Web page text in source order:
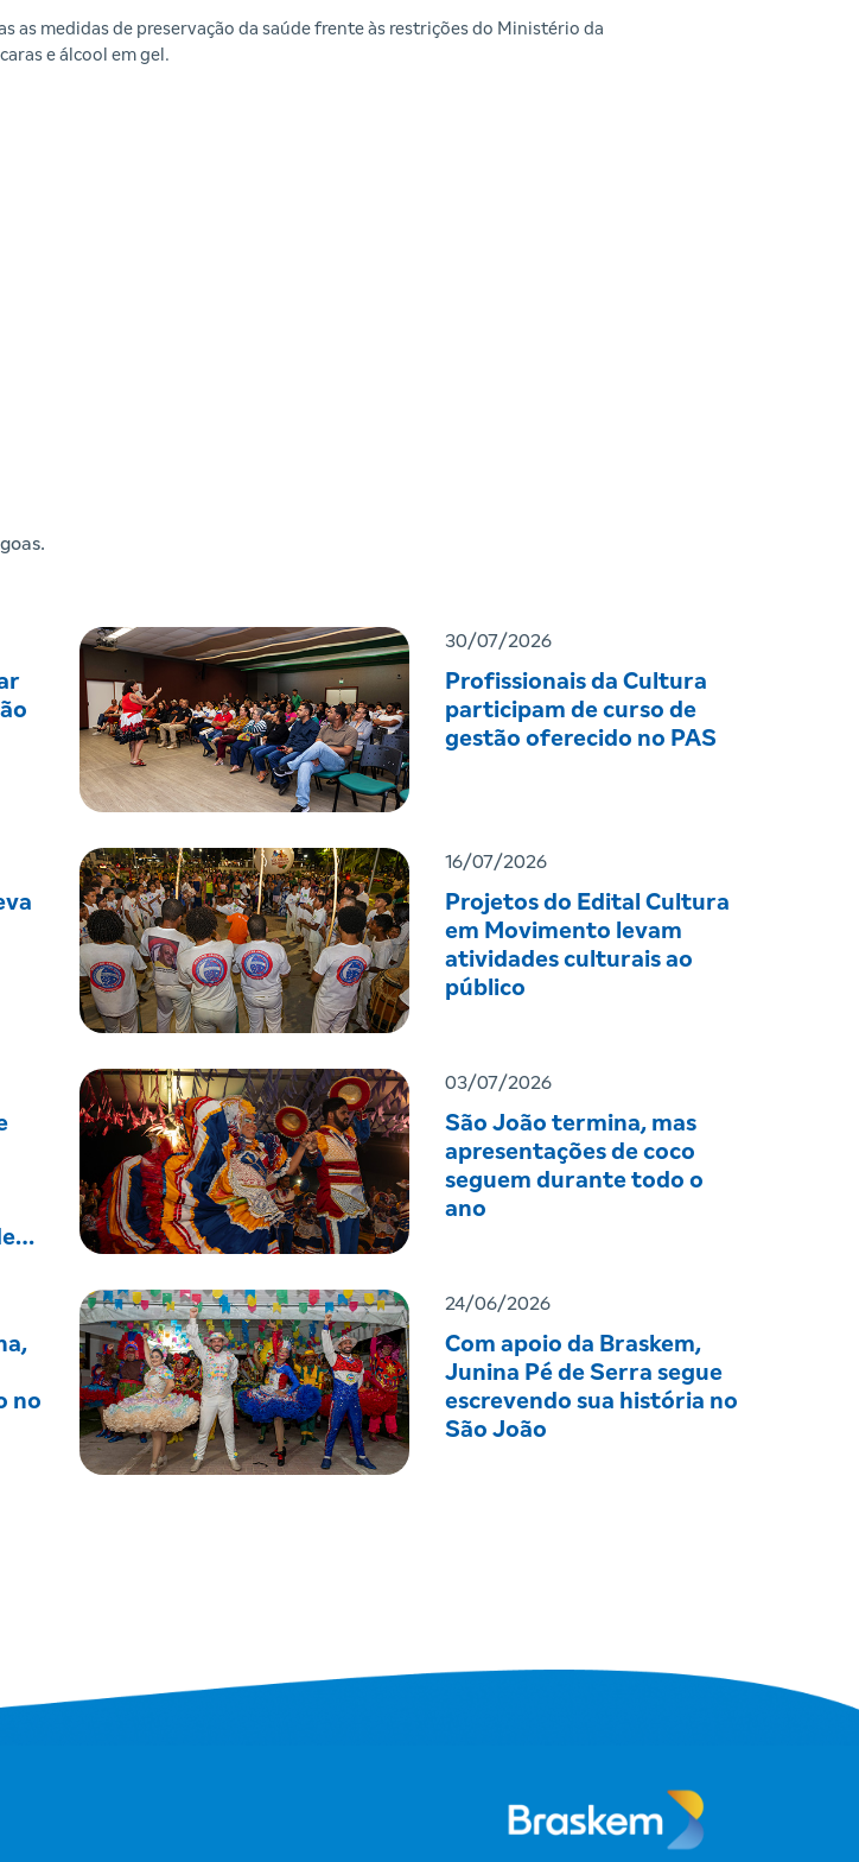
as medidas de preservação da saúde frente às restrições do Ministério da
e álcool em gel.
30/07/2026
Profissionais da Cultura
participam de curso de
gestão oferecido no PAS
16/07/2026
Projetos do Edital Cultura
em Movimento levam
atividades culturais ao
público
03/07/2026
São João termina, mas
apresentações de coco
seguem durante todo o
ano
no
24/06/2026
Com apoio da Braskem,
Junina Pé de Serra segue
escrevendo sua história no
São João